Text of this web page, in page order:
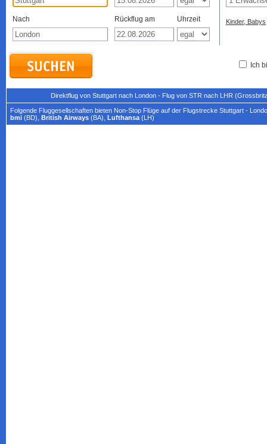
Nach Rückflug am Uhrzeit Kinder, Babys
Ich
Direktflug von Stuttgart nach London - Flug von STR nach LHR
Folgende Fluggesellschaften bieten Non-Stop Flüge auf der Flugstrecke Stuttgart -
bmi (BD), British Airways (BA), Lufthansa (LH)